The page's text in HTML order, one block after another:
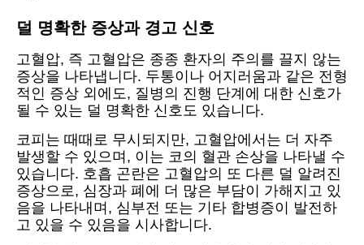
덜 명확한 증상과 경고 신호
고혈압, 즉 고혈압은 종종 환자의 주의를 끌지 않는
증상을 나타냅니다. 두통이나 어지러움과 같은 전형
적인 증상 외에도, 질병의 진행 단계에 대한 신호가
될 수 있는 덜 명확한 신호도 있습니다.
코피는 때때로 무시되지만, 고혈압에서는 더 자주
발생할 수 있으며, 이는 코의 혈관 손상을 나타낼 수
있습니다. 호흡 곤란은 고혈압의 또 다른 덜 알려진
증상으로, 심장과 폐에 더 많은 부담이 가해지고 있
음을 나타내며, 심부전 또는 기타 합병증이 발전하
고 있을 수 있음을 시사합니다.